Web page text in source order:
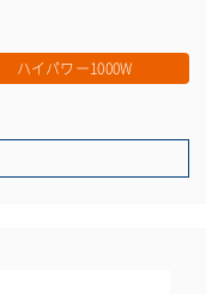
ハイパワー1000W